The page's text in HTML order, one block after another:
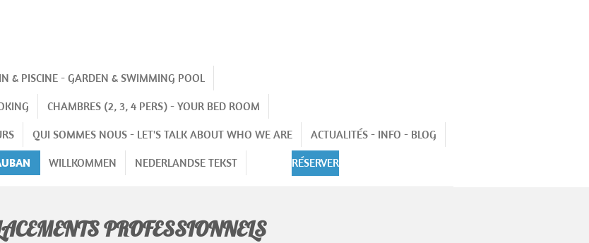
& PISCINE - GARDEN & SWIMMING POOL
CHAMBRES (2, 3, 4 PERS) - YOUR BED ROOM
QUI SOMMES NOUS - LET'S TALK ABOUT WHO WE ARE
ACTUALITÉS - INFO - BLOG
WILLKOMMEN NEDERLANDSE TEKST RÉSERVER
PROFESSIONNELS